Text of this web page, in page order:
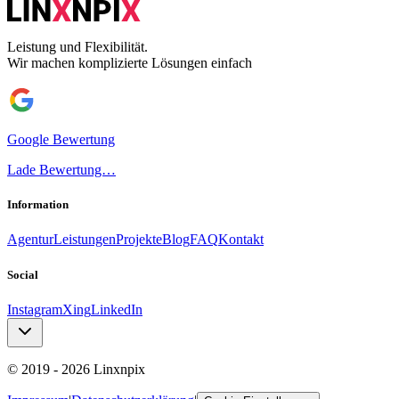
Leistung und Flexibilität.
Wir machen komplizierte Lösungen einfach
Google Bewertung
Lade Bewertung…
Information
AgenturLeistungenProjekteBlogFAQKontakt
Social
InstagramXingLinkedIn
© 2019 - 2026 Linxnpix